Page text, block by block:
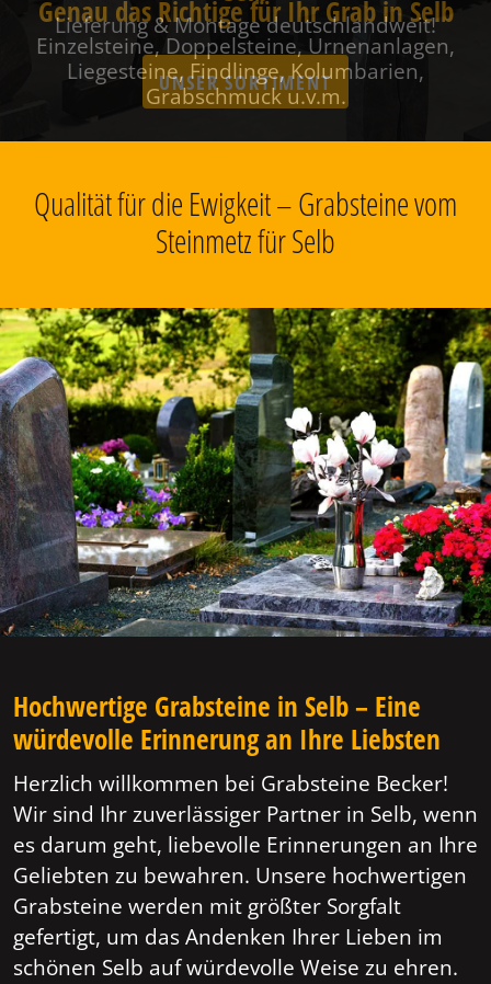
Genau das Richtige für Ihr Grab in Selb
Einzelsteine, Doppelsteine, Urnenanlagen,
Liegesteine, Findlinge, Kolumbarien,
Grabschmuck u.v.m.
Qualität für die Ewigkeit – Grabsteine vom
Steinmetz für Selb
Hochwertige Grabsteine in Selb – Eine
würdevolle Erinnerung an Ihre Liebsten
Herzlich willkommen bei Grabsteine Becker!
Wir sind Ihr zuverlässiger Partner in Selb, wenn
es darum geht, liebevolle Erinnerungen an Ihre
Geliebten zu bewahren. Unsere hochwertigen
Grabsteine werden mit größter Sorgfalt
gefertigt, um das Andenken Ihrer Lieben im
schönen Selb auf würdevolle Weise zu ehren.